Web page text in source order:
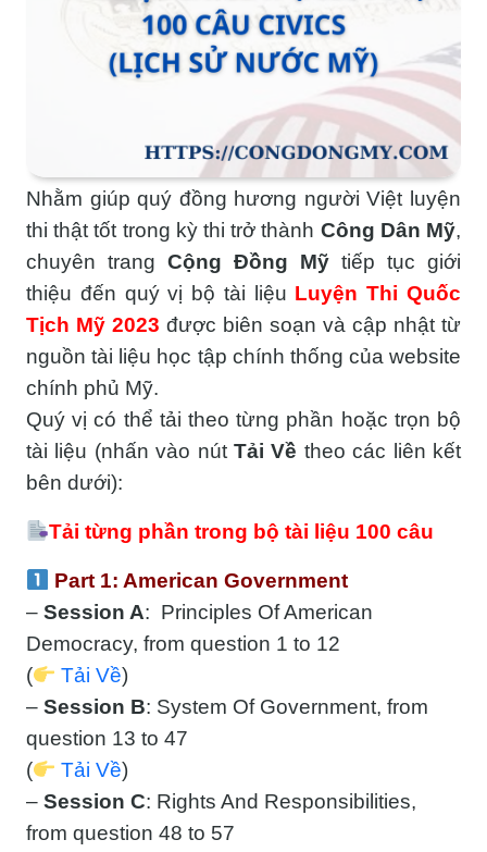
Nhằm giúp quý đồng hương người Việt luyện
thi thật tốt trong kỳ thi trở thành Công Dân Mỹ,
chuyên trang Cộng Đồng Mỹ tiếp tục giới
thiệu đến quý vị bộ tài liệu Luyện Thi Quốc
Tịch Mỹ 2023 được biên soạn và cập nhật từ
nguồn tài liệu học tập chính thống của website
chính phủ Mỹ.
Quý vị có thể tải theo từng phần hoặc trọn bộ
tài liệu (nhấn vào nút Tải Về theo các liên kết
bên dưới):
Tải từng phần trong bộ tài liệu 100 câu
Part 1: American Government
– Session A: Principles Of American
Democracy, from question 1 to 12
(
Tải Về)
– Session B: System Of Government, from
question 13 to 47
(
Tải Về)
– Session C: Rights And Responsibilities,
from question 48 to 57